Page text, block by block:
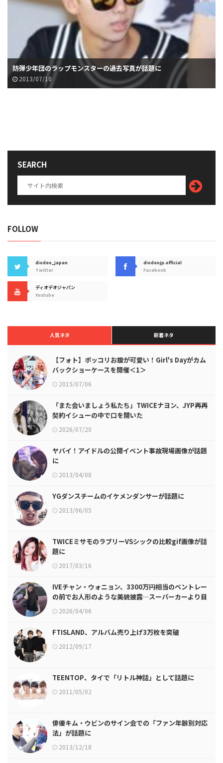
防弾少年団のラップモンスターの過去写真が話題に
2013/07/10
SEARCH
FOLLOW
diodeo_japan
Twitter
diodeojp.official
Facebook
ディオデオジャパン
Youtube
人気ネタ 新着ネタ
【フォト】ポッコリお腹が可愛い！Girl's Dayがカム
バックショーケースを開催＜1＞
2015/07/06
「また会いましょう私たち」TWICEナヨン、JYP再再
契約イシューの中で口を開いた
2026/07/20
ヤバイ！アイドルの公開イベント事故現場画像が話題
に
2013/04/08
YGダンスチームのイケメンダンサーが話題に
2013/06/05
TWICEミサモのラブリーVSシックの比較gif画像が話
題に
2017/03/16
IVEチャン・ウォニョン、3300万円相当のベントレー
の前でお人形のような美貌披露…スーパーカーより目
を引くモデルのようなボディライン
2026/04/06
FTISLAND、アルバム売り上げ3万枚を突破
2012/09/17
TEENTOP、タイで「リトル神話」として話題に
2011/05/02
俳優キム・ウビンのサイン会での「ファン年齢別対応
法」が話題に
2013/12/18